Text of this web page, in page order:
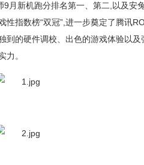
月新机跑分排名第一、第二,以及安
指数榜“双冠”,进一步奠定了腾讯
的硬件调校、出色的游戏体验以及
力。